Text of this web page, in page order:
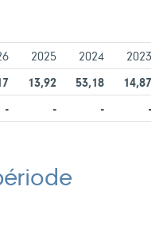
2025 2024 2023
13,92 53,18 14,87
- - - -